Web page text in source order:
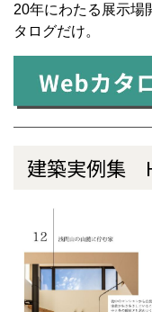
20年にわたる展示場
タログだけ。
建築実例集